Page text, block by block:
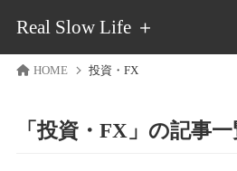
Real Slow Life ＋
HOME 投資・FX
「投資・FX」の記事